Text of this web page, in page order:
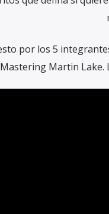
por los 5
Martin Lake.